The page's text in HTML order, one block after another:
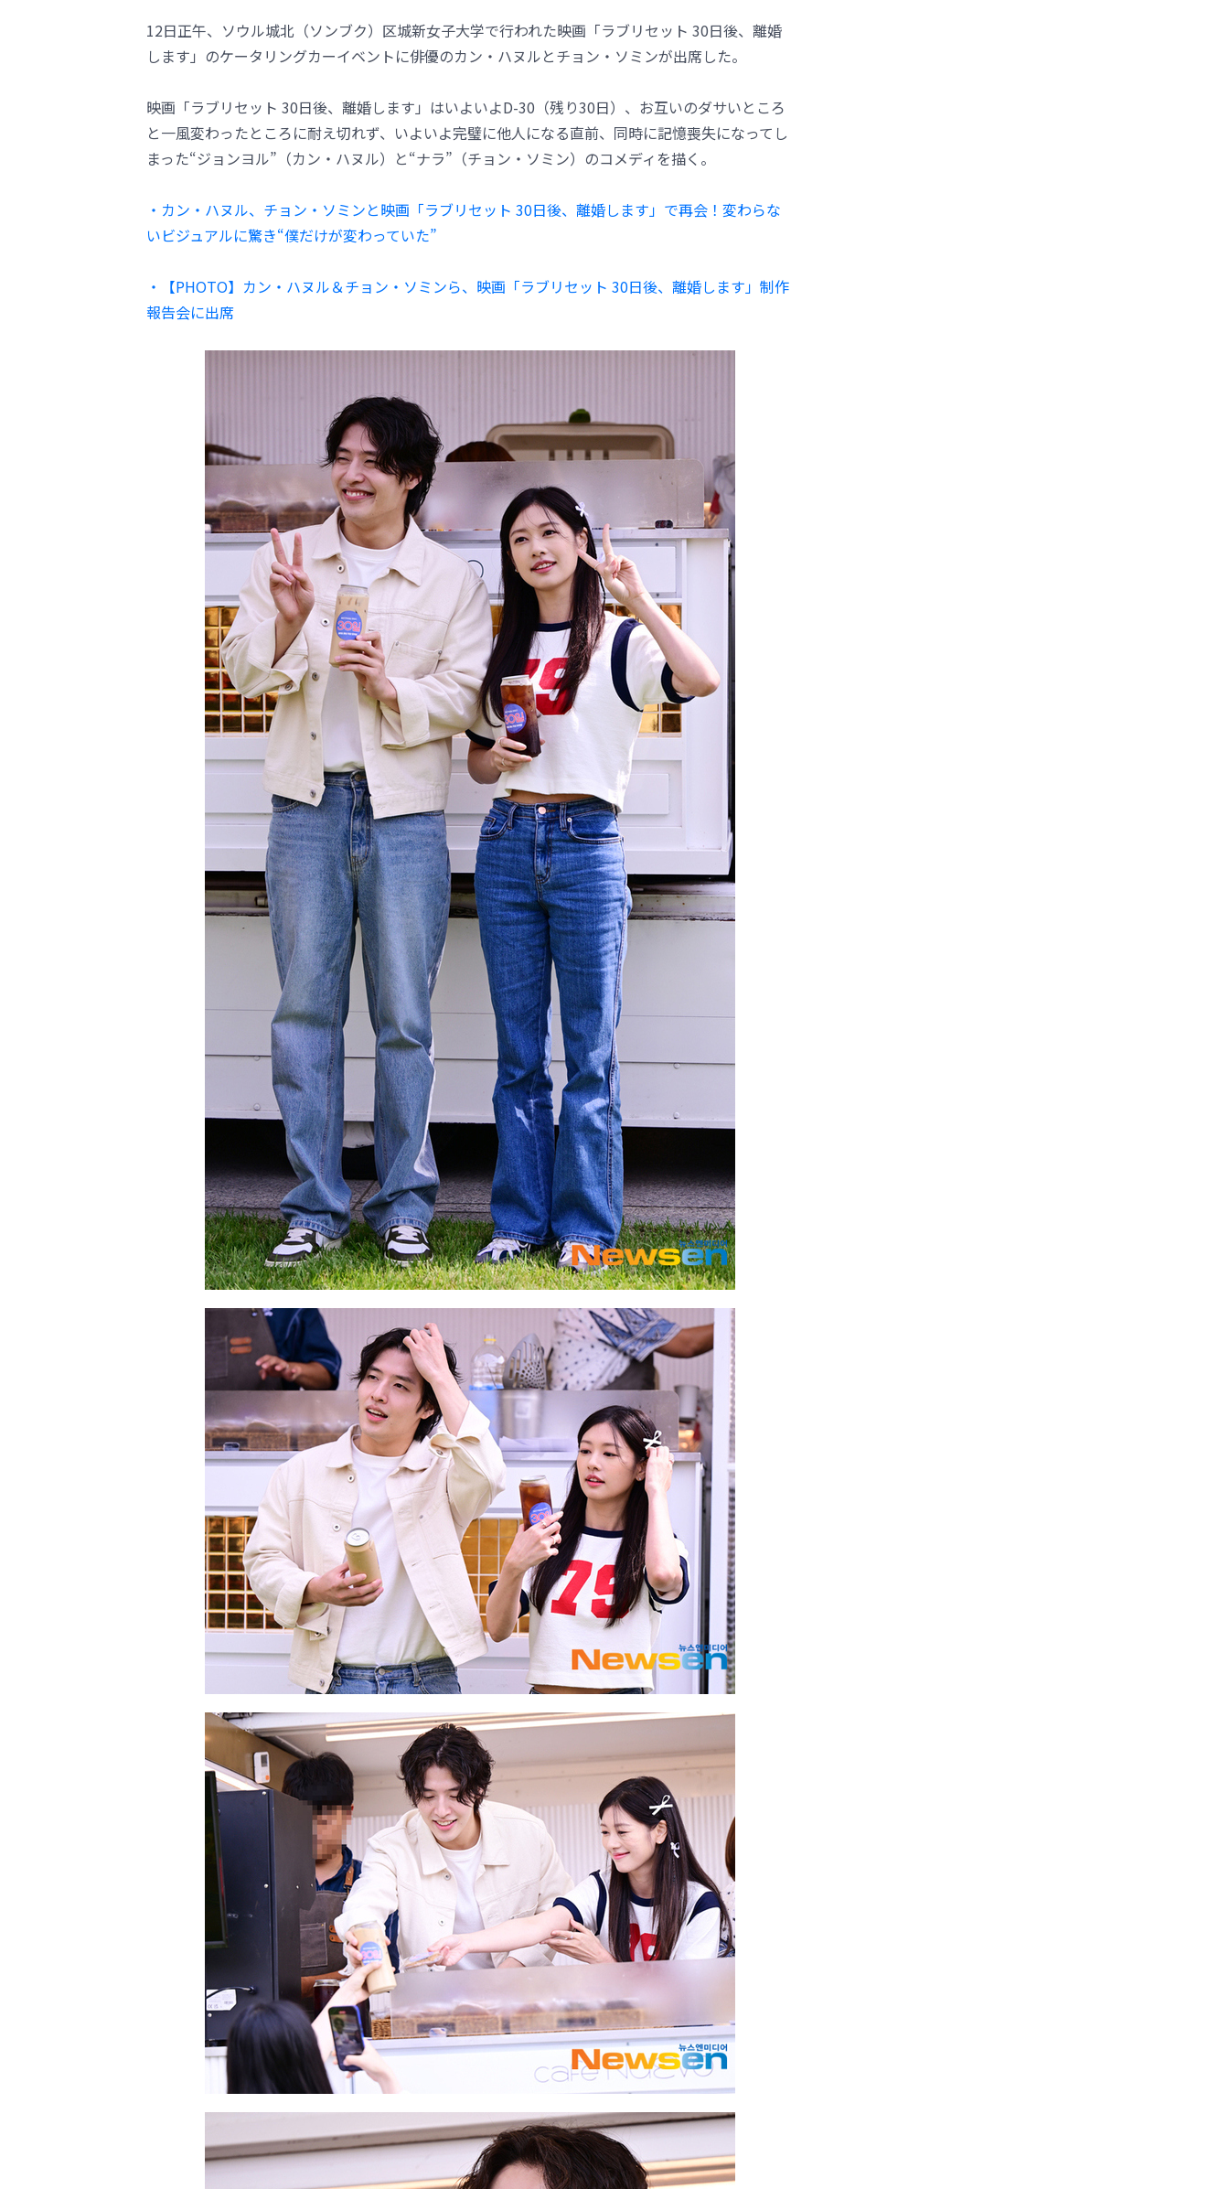
12日正午、ソウル城北（ソンブク）区城新女子大学で行われた映画「ラブリセット 30日後、離婚
します」のケータリングカーイベントに俳優のカン・ハヌルとチョン・ソミンが出席した。
映画「ラブリセット 30日後、離婚します」はいよいよD-30（残り30日）、お互いのダサいところ
と一風変わったところに耐え切れず、いよいよ完璧に他人になる直前、同時に記憶喪失になってし
まった“ジョンヨル”（カン・ハヌル）と“ナラ”（チョン・ソミン）のコメディを描く。
・カン・ハヌル、チョン・ソミンと映画「ラブリセット 30日後、離婚します」で再会！変わらな
いビジュアルに驚き“僕だけが変わっていた”
・【PHOTO】カン・ハヌル＆チョン・ソミンら、映画「ラブリセット 30日後、離婚します」制作
報告会に出席